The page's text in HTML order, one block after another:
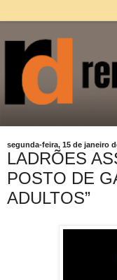
segunda-feira, 15 de janeiro
LADRÕES
POSTO DE
ADULTOS”